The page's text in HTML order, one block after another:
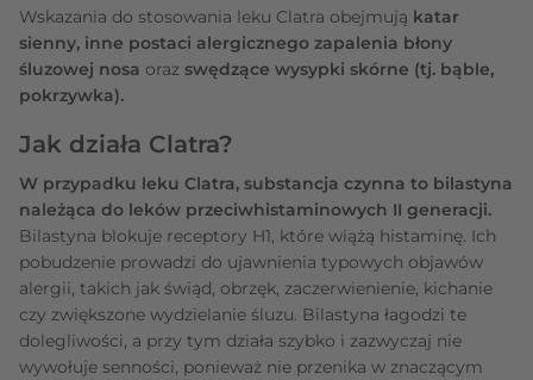
Wskazania do stosowania leku Clatra obejmują katar
sienny, inne postaci alergicznego zapalenia błony
śluzowej nosa oraz swędzące wysypki skórne (tj. bąble,
pokrzywka).
Jak działa Clatra?
W przypadku leku Clatra, substancja czynna to bilastyna
należąca do leków przeciwhistaminowych II generacji.
Bilastyna blokuje receptory H1, które wiążą histaminę. Ich
pobudzenie prowadzi do ujawnienia typowych objawów
alergii, takich jak świąd, obrzęk, zaczerwienienie, kichanie
czy zwiększone wydzielanie śluzu. Bilastyna łagodzi te
dolegliwości, a przy tym działa szybko i zazwyczaj nie
wywołuje senności, ponieważ nie przenika w znaczącym